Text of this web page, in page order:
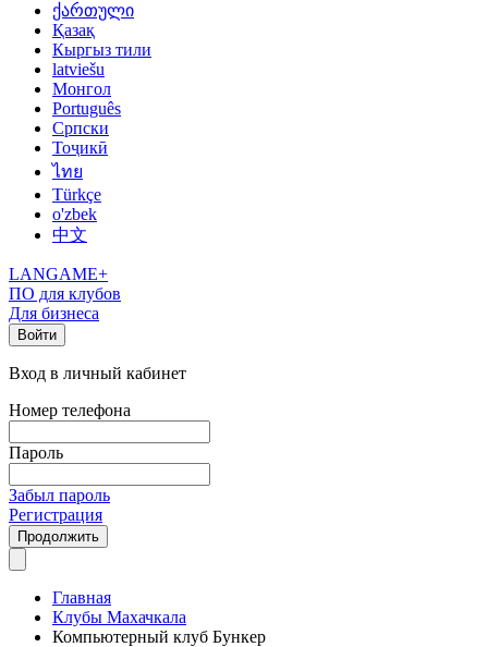
ქართული
Қазақ
Кыргыз тили
latviešu
Монгол
Português
Српски
Тоҷикӣ
ไทย
Türkçe
o'zbek
中文
LANGAME+
ПО для клубов
Для бизнеса
Войти
Вход в личный кабинет
Номер телефона
Пароль
Забыл пароль
Регистрация
Продолжить
Главная
Клубы Махачкала
Компьютерный клуб Бункер